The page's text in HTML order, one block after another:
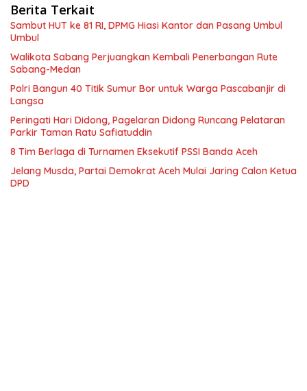
Berita Terkait
Sambut HUT ke 81 RI, DPMG Hiasi Kantor dan Pasang Umbul
Umbul
Walikota Sabang Perjuangkan Kembali Penerbangan Rute
Sabang-Medan
Polri Bangun 40 Titik Sumur Bor untuk Warga Pascabanjir di
Langsa
Peringati Hari Didong, Pagelaran Didong Runcang Pelataran
Parkir Taman Ratu Safiatuddin
8 Tim Berlaga di Turnamen Eksekutif PSSI Banda Aceh
Jelang Musda, Partai Demokrat Aceh Mulai Jaring Calon Ketua
DPD